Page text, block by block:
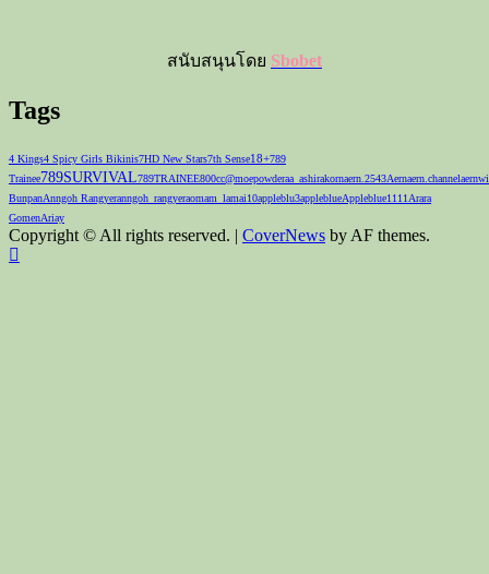
สนับสนุนโดย Sbobet
Tags
4 Kings4 Spicy Girls Bikinis7HD New Stars7th Sense18+789
Trainee789SURVIVAL789TRAINEE800cc@moepowderaa_ashirakornaern.2543Aernaern.channel
BunpanAnngoh Rangyeranngoh_rangyeraomam_lamai10appleblu3appleblueAppleblue1111 Arara
GomenAriay
Copyright © All rights reserved. | CoverNews by AF themes.